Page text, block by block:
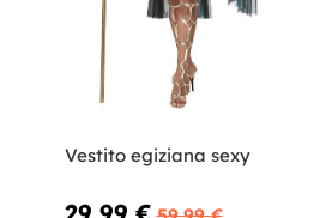
Vestito egiziana sexy